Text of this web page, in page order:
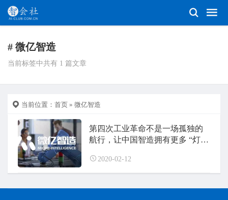
# 微亿智造
当前标签中共有 1 篇文章
当前位置： 首页 » 微亿智造
第四次工业革命不是一场孤独的
航行，让中国智造拥有更多 “灯
2020-02-12